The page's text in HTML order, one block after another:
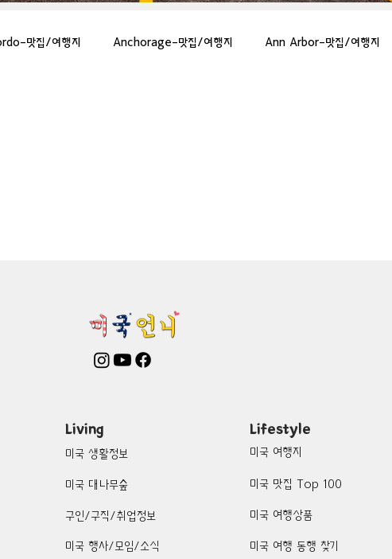
맛집/여행지 Anchorage-맛집/여행지 Ann Arbor-맛집/여행지
지
지
/여행지
Cambridge-맛집/여행지
맛집/여행지Living
미국 생활정보
미국 대나무숲
구인/구직/취업정보
미국 행사/모임/소식
Lifestyle
미국 여행지
미국 맛집 Top 100
미국 여행상품
미국 여행 동행 찾기